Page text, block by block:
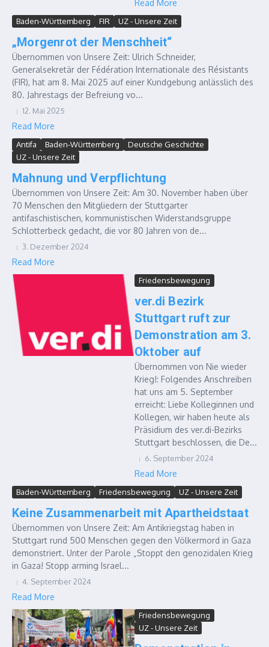
Read More
Baden-Württemberg FIR UZ - Unsere Zeit
„Morgenrot der Menschheit“
Übernommen von Unsere Zeit: Ulrich Schneider,
Generalsekretär der Fédération Internationale des Résistants
(FIR), hat am 8. Mai 2025 auf einer Kundgebung anlässlich des
80. Jahrestags der Befreiung vo...
12. Mai 2025
Read More
Antifa Baden-Württemberg
Deutsche Geschichte
UZ - Unsere Zeit
Mahnung und Verpflichtung
Übernommen von Unsere Zeit: Am 30. November haben über
70 Menschen den Mitgliedern der Stuttgarter
antifaschistischen, kommunistischen Widerstandsgruppe
Schlotterbeck gedacht, die vor 80 Jahren von de...
3. Dezember 2024
Read More
Friedensbewegung
ver.di Bezirk
Stuttgart ruft zur
Demonstration am 3.
Oktober auf
Übernommen von Nie wieder
Krieg!: Folgendes Anschreiben
hat uns am 5. September
erreicht: Liebe Kolleginnen und
Kollegen, wir haben heute als
Präsidium des ver.di-Bezirks
Stuttgart beschlossen, die De...
6. September 2024
Read More
Baden-Württemberg Friedensbewegung UZ - Unsere Zeit
Keine Zusammenarbeit mit Apartheidstaat
Übernommen von Unsere Zeit: Am Antikriegstag haben in
Stuttgart rund 500 Menschen gegen den Völkermord in Gaza
demonstriert. Unter der Parole „Stoppt den genozidalen Krieg
in Gaza! Stopp arming Israel...
4. September 2024
Read More
Friedensbewegung
UZ - Unsere Zeit